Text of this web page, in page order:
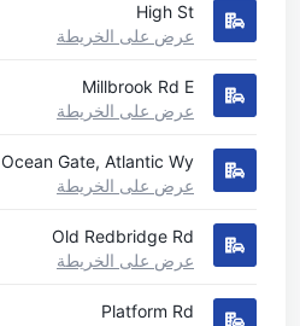
High St
عرض على الخريطة
Millbrook Rd E
عرض على الخريطة
Ocean Gate, Atlantic Wy
عرض على الخريطة
Old Redbridge Rd
عرض على الخريطة
Platform Rd